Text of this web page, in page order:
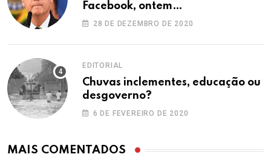
Facebook, ontem…
28 DE DEZEMBRO DE 2020
EDITORIAL
Chuvas inclementes, educação ou
desgoverno?
6 DE FEVEREIRO DE 2020
MAIS COMENTADOS